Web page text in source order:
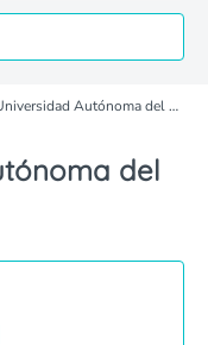
UANE - Universidad Autónoma del Noreste
del